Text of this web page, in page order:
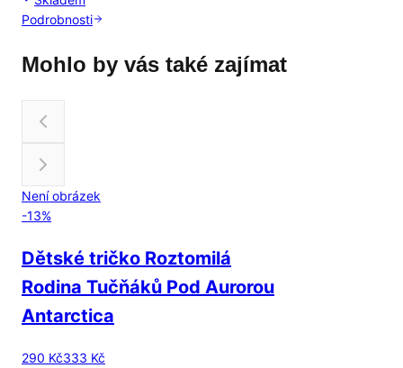
Podrobnosti
Mohlo by vás také zajímat
Není obrázek
-13%
Dětské tričko Roztomilá
Rodina Tučňáků Pod Aurorou
Antarctica
290 Kč333 Kč